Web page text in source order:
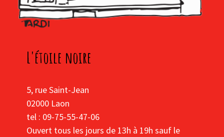
L'étoile noire
5, rue Saint-Jean
02000 Laon
tel : 09-75-55-47-06
Ouvert tous les jours de 13h à 19h sauf le